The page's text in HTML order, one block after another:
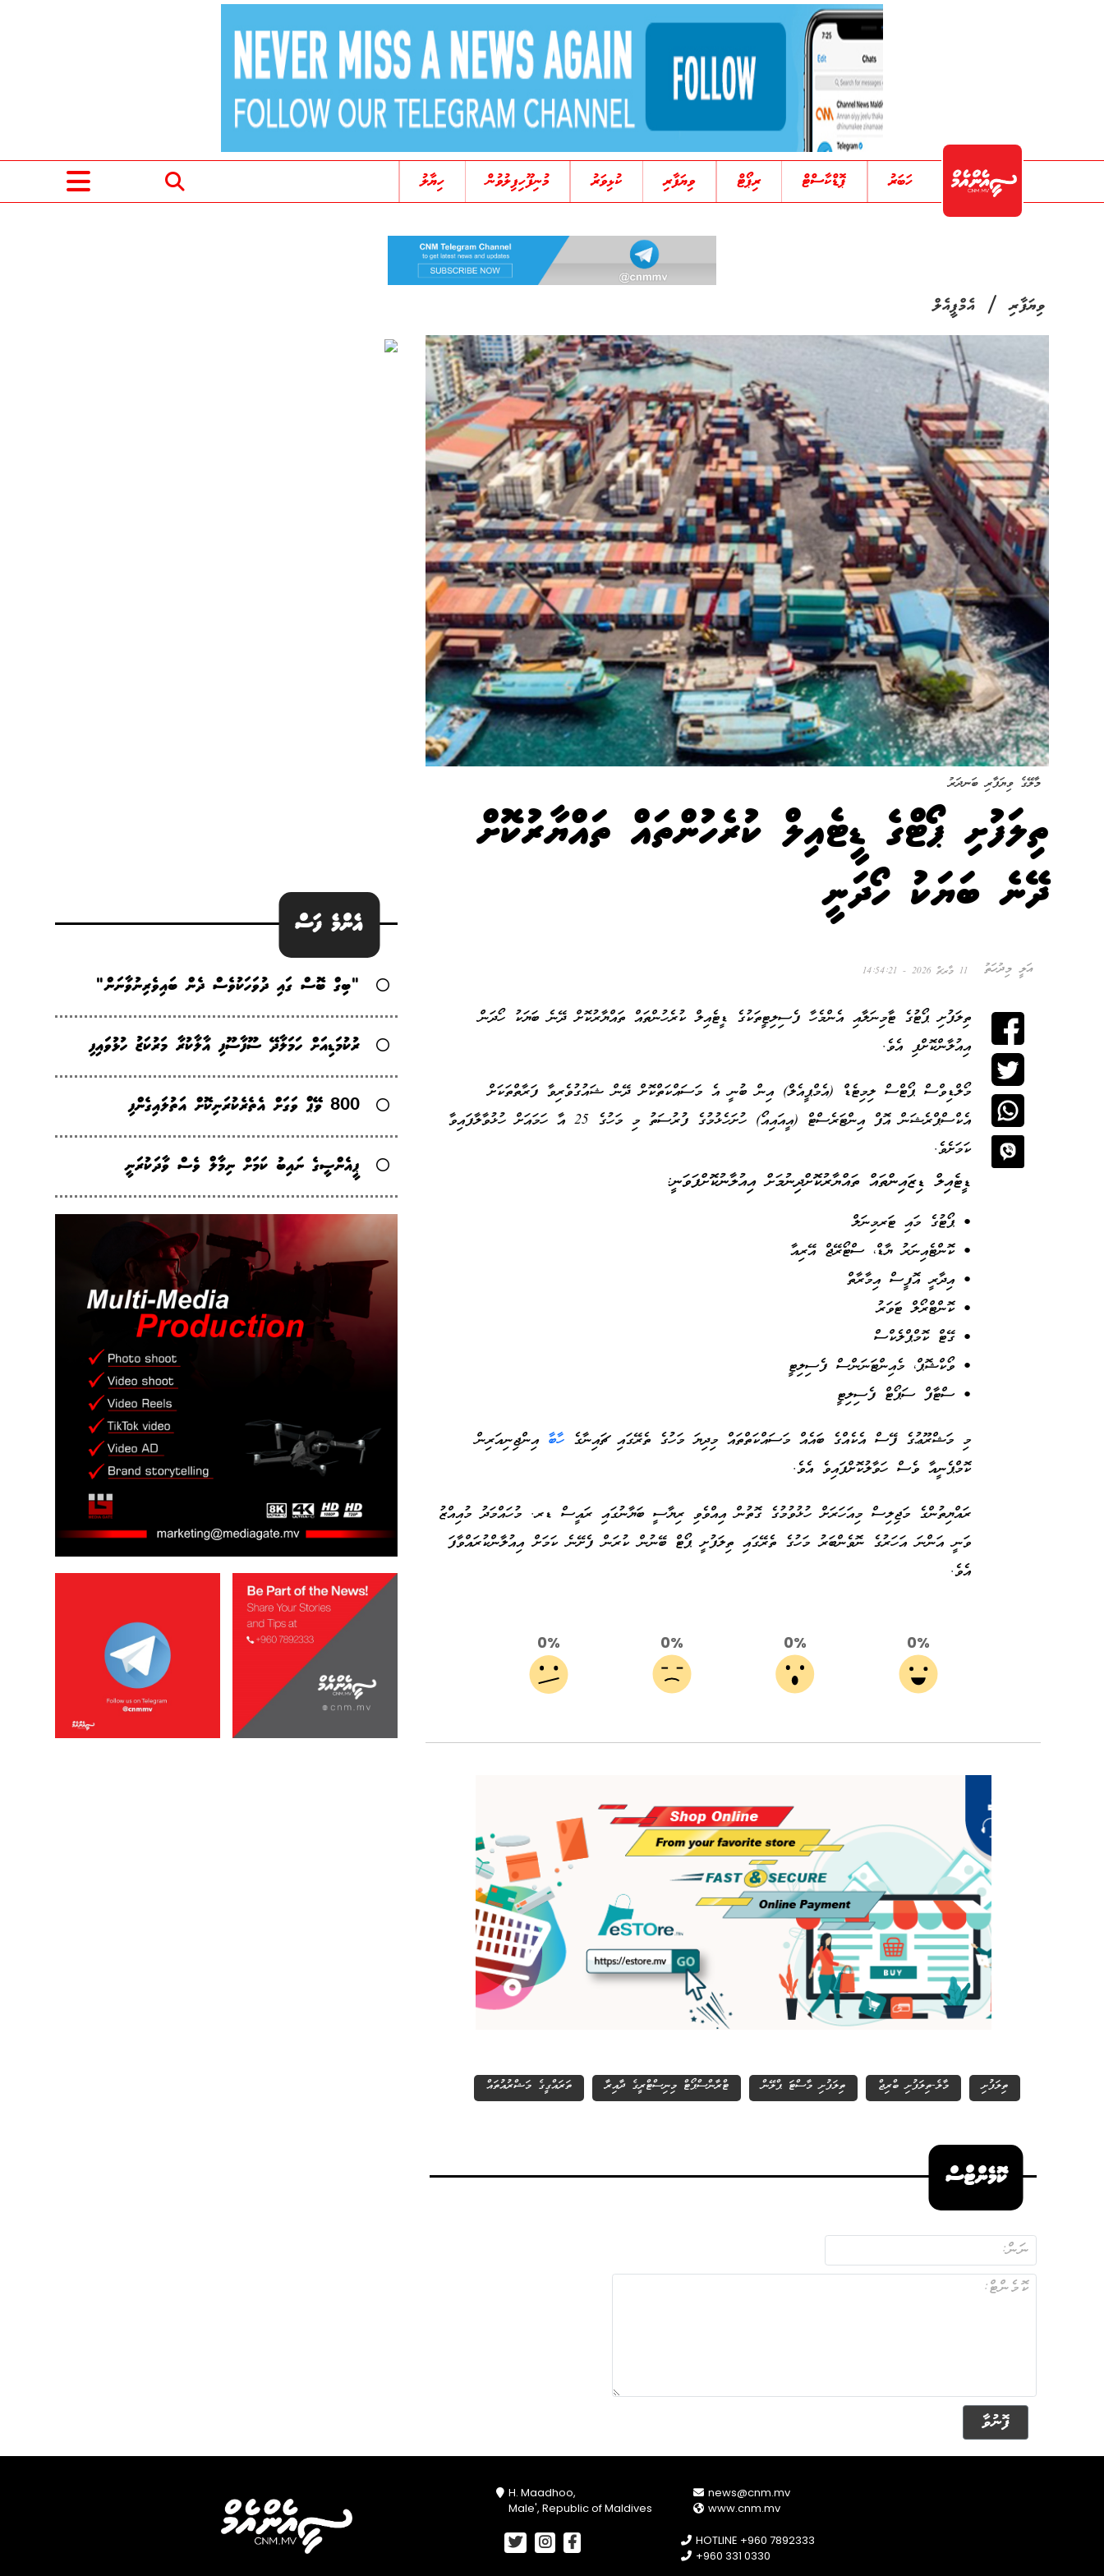
ހަބަރު ޕޮޑްކާސްޓް ރިޕޯޓް ވިޔަފާރި ކުޅިވަރު މުނިފޫހިފިލުވުން ހިޔާލު
ވިޔަފާރި/ އެމްޕީއެލް
މާލޭގެ ވިޔަފާރި ބަނދަރު
ތިލަފުށި ޕޯޓްގެ ޑީޓެއިލް ކުރެހުންތައް ތައްޔާރުކޮށް
ދޭނެ ބަޔަކު ހޯދަނީ
އަލީ މިދުހަތު 11 މާރޗް 2026 - 14:54:21
ތިލަފުށި ޕޯޓުގެ ޓާމިނަލާއި އެންމެހާ ފެސިލިޓީތަކުގެ ޑީޓެއިލް ކުރެހުންތައް ތައްޔާރުކޮށް ދޭނެ ބަޔަކު ހޯދަން
އިއުލާންކޮށްފި އެވެ.
މޯލްޑިވްސް ޕޯޓްސް ލިމިޓެޑް (އެމްޕީއެލް) އިން ބުނީ އެ މަސައްކަތްކޮށް ދޭން ޝައުގުވެރިވާ ފަރާތްތަކަށް
އެކްސްޕްރެޝަން އޮފް އިންޓަރެސްޓް (އީއައިއޯ) ހުށަހެޅުމުގެ ފުރުސަތު މި މަހުގެ 25 އާ ހަމައަށް ހުޅުވާލާފައިވާ
ކަމަށެވެ.
ޑީޓެއިލް ޑިޒައިންތައް ތައްޔާރުކޮށްދިނުމަށް އިއުލާނުކޮށްފަވަނީ:
• ޕޯޓުގެ މައި ޓަރމިނަލް
• ކޮންޓެއިނަރު ޔާޑް، ސްޓޯރޭޖް އޭރިއާ
• އިދާރީ އޮފީސް އިމާރާތް
• ކޮންޓްރޯލް ޓަވަރު
• ގޭޓް ކޮމްޕްލެކްސް
• ވޯކްޝޮޕް، މެއިންޓަނަންސް ފެސިލިޓީ
• ސްޓާފް ސަޕޯޓް ފެސިލިޓީ
މި މަޝްރޫޢުގެ ފޭސް އެކެއްގެ ބައެއް މަސައްކަތްތައް މިދިޔަ މަހުގެ ތެރޭގައި ޗައިނާގެ ހާބާ އިންޖިނިއަރިން
ކޮމްޕެނީއާ ވެސް ހަވާލުކޮށްފައިވެ އެވެ.
ރައްޔިތުންގެ މަޖިލިސް މިއަހަރަށް ހުޅުވުމުގެ ގޮތުން އިއްވެވި ރިޔާސީ ބަޔާނުގައި ރައީސް ޑރ. މުހައްމަދު މުއިއްޒު
ވަނީ އަންނަ އަހަރުގެ ނޮވެންބަރު މަހުގެ ތެރޭގައި ތިލަފުށީ ޕޯޓް ބޭނުން ކުރަން ފެށޭނެ ކަމަށް އިއުލާންކުރައްވާފަ
އެވެ.
0%
0%
0%
0%
ތިލަފުށި މާލެ-ތިލަފުށި ބްރިޖް ތިލަފުށި މާސްޓަ ޕްލޭން ޓްރާންސްޕޯޓް މިނިސްޓްރީގެ ދާއިރާ ތަރައްގީގެ މަޝްރުއުތައް
ކޮމެންޓްސް
ފޮނުވާ
އެންމެ ފަސް
"ބިގް ބޮސް ގައި ދުވަހަކުވެސް ދެން ބައިވެރިނުވާނަން"
ރުކުމަޑިއަށް ހަމަލާދޭ ސޫފާސޫފި އާލާކުރާ މަރުކަޒު ހުޅުވައިފި
800 ވޭޕް ވަގަށް އެތެރެކުރަނިކޮށް އަތުލައިގެންފި
ޕީއެންސީގެ ނައިބު ކަމަށް ނިމާލް ވެސް ވާދަކުރަނީ
H. Maadhoo,
Male', Republic of Maldives
news@cnm.mv
www.cnm.mv
HOTLINE +960 7892333
+960 331 0330